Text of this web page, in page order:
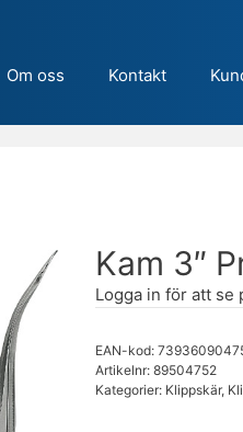
Om oss Kontakt
Kam 3″
Logga in för att se
EAN-kod:
Artikelnr:89504752
Kategorier: Klippskär,